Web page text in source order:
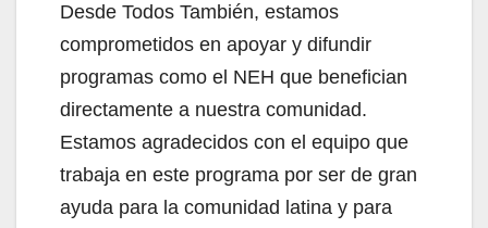
Desde Todos También, estamos
comprometidos en apoyar y difundir
programas como el NEH que benefician
directamente a nuestra comunidad.
Estamos agradecidos con el equipo que
trabaja en este programa por ser de gran
ayuda para la comunidad latina y para